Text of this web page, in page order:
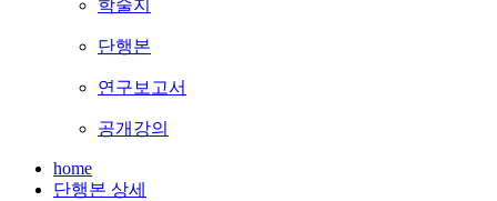
학술지
단행본
연구보고서
공개강의
home
단행본 상세